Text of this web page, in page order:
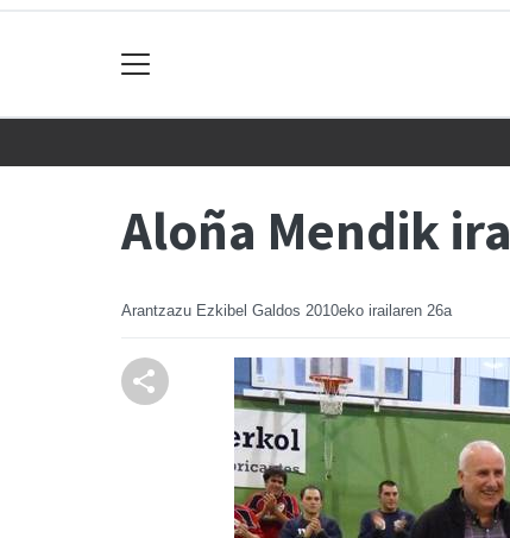
Aloña Mendik
Arantzazu Ezkibel Galdos 2010eko irailaren 26a